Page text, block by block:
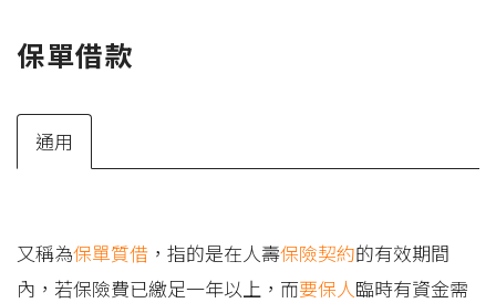
保單借款
通用
又稱為保單質借 ，指的是在人壽保險契約的有效期間
內，若保險費已繳足一年以上，而要保人臨時有資金需